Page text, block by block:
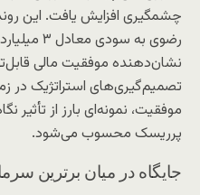
چشمگیری افزایش یافت. این
رضوی به
نشان‌دهنده موفقیت مالی
تصمیم‌گیری‌های استراتژیک
موفقیت، نمونه‌ای بارز از تأثیر
پرریسک محسوب می‌شود.
جایگاه در میان برترین